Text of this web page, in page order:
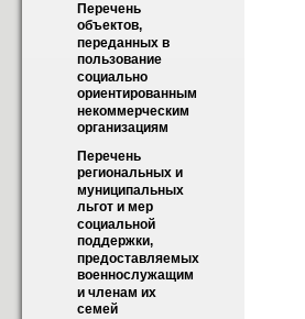
Перечень
объектов,
переданных в
пользование
социально
ориентированным
некоммерческим
организациям
Перечень
региональных и
муниципальных
льгот и мер
социальной
поддержки,
предоставляемых
военнослужащим
и членам их
семей